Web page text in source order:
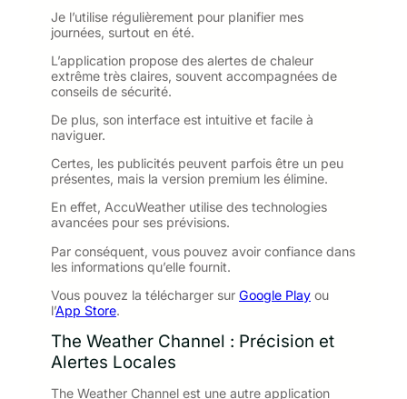
Je l’utilise régulièrement pour planifier mes
journées, surtout en été.
L’application propose des alertes de chaleur
extrême très claires, souvent accompagnées de
conseils de sécurité.
De plus, son interface est intuitive et facile à
naviguer.
Certes, les publicités peuvent parfois être un peu
présentes, mais la version premium les élimine.
En effet, AccuWeather utilise des technologies
avancées pour ses prévisions.
Par conséquent, vous pouvez avoir confiance dans
les informations qu’elle fournit.
Vous pouvez la télécharger sur Google Play ou
l’App Store.
The Weather Channel : Précision et
Alertes Locales
The Weather Channel est une autre application